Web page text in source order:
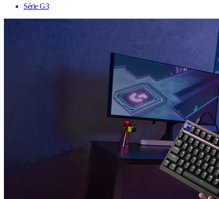
Série G3